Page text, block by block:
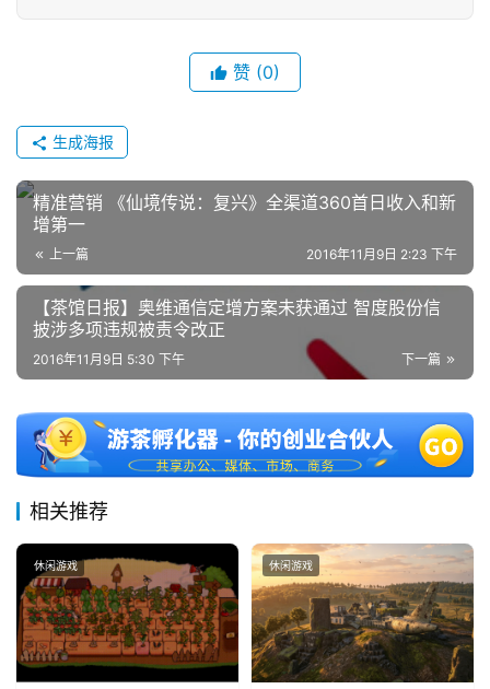
赞 (0)
生成海报
精准营销 《仙境传说：复兴》全渠道360首日收入和新
增第一
上一篇 2016年11月9日 2:23 下午
【茶馆日报】奥维通信定增方案未获通过 智度股份信
披涉多项违规被责令改正
下一篇
2016年11月9日 5:30 下午
相关推荐
休闲游戏 休闲游戏